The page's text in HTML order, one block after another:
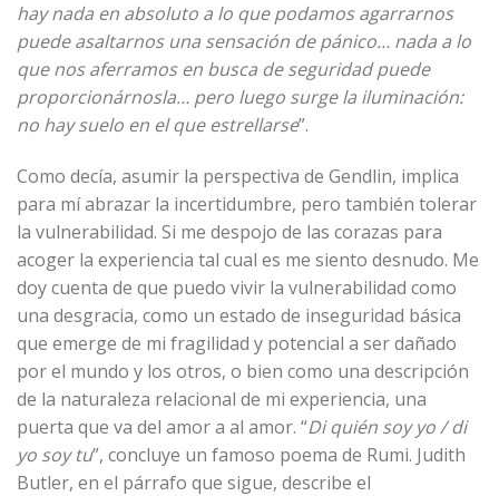
hay nada en absoluto a lo que podamos agarrarnos
puede asaltarnos una sensación de pánico… nada a lo
que nos aferramos en busca de seguridad puede
proporcionárnosla… pero luego surge la iluminación:
no hay suelo en el que estrellarse”.
Como decía, asumir la perspectiva de Gendlin, implica
para mí abrazar la incertidumbre, pero también tolerar
la vulnerabilidad. Si me despojo de las corazas para
acoger la experiencia tal cual es me siento desnudo. Me
doy cuenta de que puedo vivir la vulnerabilidad como
una desgracia, como un estado de inseguridad básica
que emerge de mi fragilidad y potencial a ser dañado
por el mundo y los otros, o bien como una descripción
de la naturaleza relacional de mi experiencia, una
puerta que va del amor a al amor. “Di quién soy yo / di
yo soy tu”, concluye un famoso poema de Rumi. Judith
Butler, en el párrafo que sigue, describe el